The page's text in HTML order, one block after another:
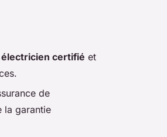
électricien certifié et
de
la garantie